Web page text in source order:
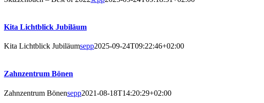
Kita Licht­blick Jubiläum
Kita Licht­blick Jubiläumsepp2025-09-24T09:22:46+02:00
Zahn­zen­trum Bönen
Zahn­zen­trum Bönensepp2021-08-18T14:20:29+02:00